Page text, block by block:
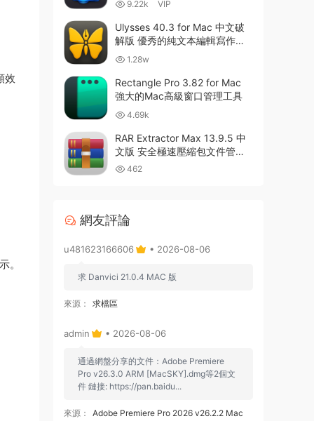
效
。
9.22k VIP
Ulysses 40.3 for Mac 中文破
解版 優秀的純文本編輯寫作軟
件 1.28w
Rectangle Pro 3.82 for Mac
強大的Mac高級窗口管理工具
4.69k
RAR Extractor Max 13.9.5 中
文版 安全極速壓縮包文件管理
器 462
網友評論
u481623166606 • 2026-08-06
求 Danvici 21.0.4 MAC 版
來源： 求檔區
admin • 2026-08-06
通過網盤分享的文件：Adobe Premiere
Pro v26.3.0 ARM [MacSKY].dmg等2個文
件 鏈接: https://pan.baidu...
來源：
Adobe Premiere Pro 2026 v26.2.2 Mac